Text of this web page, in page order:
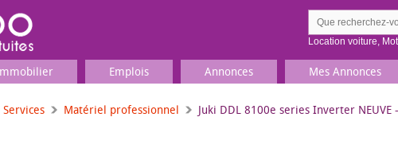
Location voiture,
Emplois Annonces Mes Annonces
Matériel professionnel Juki DDL 8100e series Inverter